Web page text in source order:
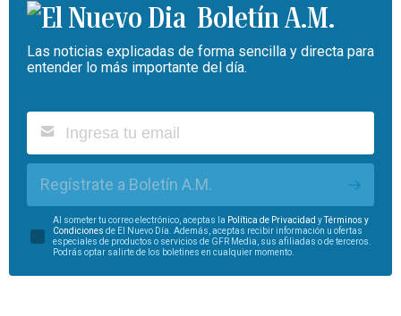
Boletín A.M.
Las noticias explicadas de forma sencilla y directa para
entender lo más importante del día.
Regístrate a Boletín A.M.
Al someter tu correo electrónico, aceptas la Política de Privacidad yTérminos y
Condiciones de El Nuevo Día. Además, aceptas recibir información u ofertas
especiales de productos o servicios de GFR Media, sus afiliadas o de terceros.
Podrás optar salirte de los boletines en cualquier momento.